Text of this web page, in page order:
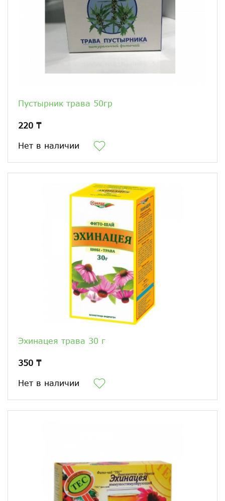
Пустырник трава 50гр
220 ₸
Нет в наличии
Эхинацея трава 30 г
350 ₸
Нет в наличии